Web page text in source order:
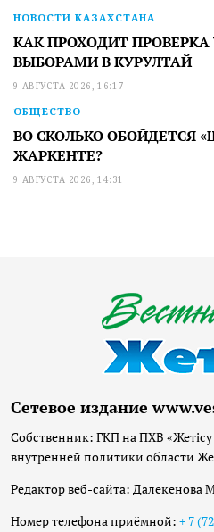
НОВОСТИ КАЗАХСТАНА
КАК ПРОХОДИТ ПРОВЕРКА
ВЫБОРАМИ В КУРУЛТАЙ
9 АВГУСТА 2026, 16:17
ОБЩЕСТВО
ВО СКОЛЬКО ОБОЙДЕТСЯ
ЖАРКЕНТЕ?
9 АВГУСТА 2026, 14:31
Сетевое издание
Собственник: ГКП на ПХВ
внутренней политики области
Редактор веб-сайта: Далекенова
Номер телефона приёмной: + 7